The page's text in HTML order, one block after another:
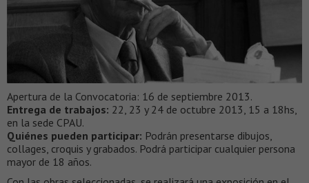
Apertura de la Convocatoria: 16 de septiembre 2013.
Entrega de trabajos: 22, 23 y 24 de octubre 2013, 15 a 18hs,
en la sede CPAU.
Quiénes pueden participar: Podrán presentarse dibujos,
collages, croquis y grabados. Podrá participar cualquier persona
mayor de 18 años.